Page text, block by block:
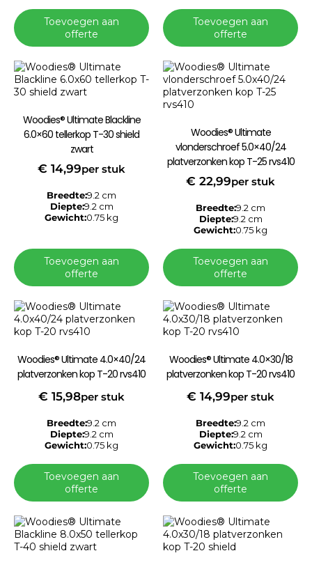
Toevoegen aan
offerte
Toevoegen aan
offerte
Woodies® Ultimate Blackline
6.0×60 tellerkop T-30 shield
zwart
€ 14,99per stuk
Breedte:9.2 cm
Diepte:9.2 cm
Gewicht:0.75 kg
Toevoegen aan
offerte
Woodies® Ultimate
vlonderschroef 5.0×40/24
platverzonken kop T-25 rvs410
€ 22,99per stuk
Breedte:9.2 cm
Diepte:9.2 cm
Gewicht:0.75 kg
Toevoegen aan
offerte
Woodies® Ultimate 4.0×40/24
platverzonken kop T-20 rvs410
€ 15,98per stuk
Breedte:9.2 cm
Diepte:9.2 cm
Gewicht:0.75 kg
Toevoegen aan
offerte
Woodies® Ultimate 4.0×30/18
platverzonken kop T-20 rvs410
€ 14,99per stuk
Breedte:9.2 cm
Diepte:9.2 cm
Gewicht:0.75 kg
Toevoegen aan
offerte